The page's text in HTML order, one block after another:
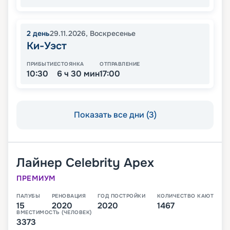
2 день29.11.2026, Воскресенье
Ки-Уэст
ПРИБЫТИЕ
10:30
СТОЯНКА
6 ч 30 мин
ОТПРАВЛЕНИЕ
17:00
Показать все дни (3)
Лайнер Celebrity Apex
ПРЕМИУМ
ПАЛУБЫ
15
РЕНОВАЦИЯ
2020
ГОД ПОСТРОЙКИ
2020
КОЛИЧЕСТВО КАЮТ
1467
ВМЕСТИМОСТЬ (ЧЕЛОВЕК)
3373